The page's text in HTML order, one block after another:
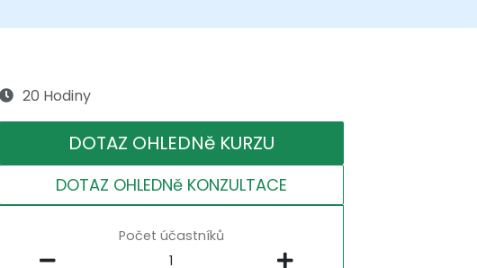
20 Hodiny
DOTAZ OHLEDNě KURZU
DOTAZ OHLEDNě KONZULTACE
Počet účastníků